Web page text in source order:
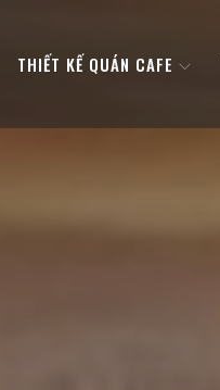
THIẾT KẾ QUÁN CAFE